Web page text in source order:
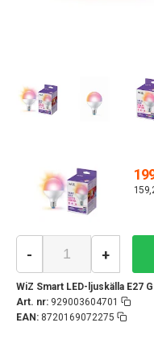
WiZ Smart LED-ljuskälla E27
Art. nr: 929003604701
EAN: 8720169072275
- +